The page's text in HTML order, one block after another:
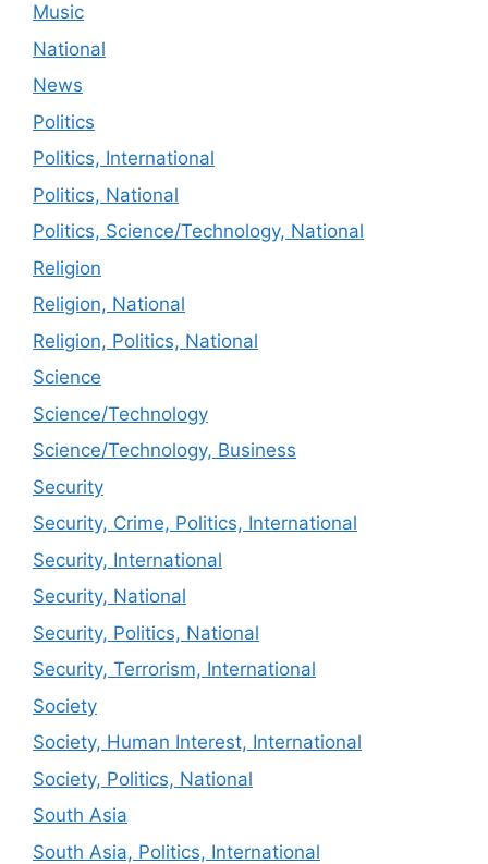
Music
National
News
Politics
Politics, International
Politics, National
Politics, Science/Technology, National
Religion
Religion, National
Religion, Politics, National
Science
Science/Technology
Science/Technology, Business
Security
Security, Crime, Politics, International
Security, International
Security, National
Security, Politics, National
Security, Terrorism, International
Society
Society, Human Interest, International
Society, Politics, National
South Asia
South Asia, Politics, International